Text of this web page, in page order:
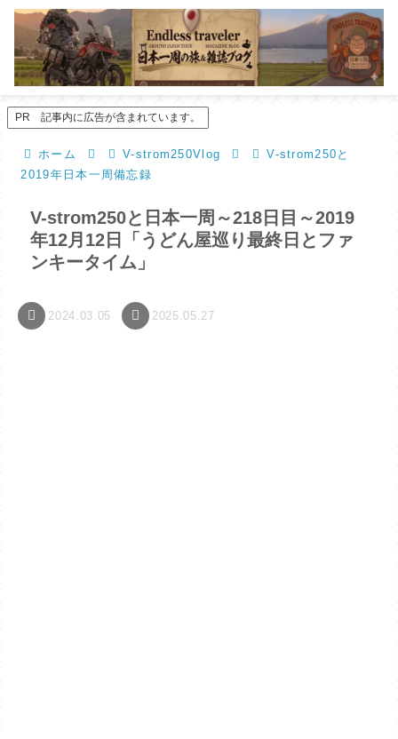
PR 記事内に広告が含まれています。
ホーム V-strom250Vlog
V-strom250と
2019年日本一周備忘録
V-strom250と日本一周～218日目～2019
年12月12日「うどん屋巡り最終日とファ
ンキータイム」
2024.03.05 2025.05.27